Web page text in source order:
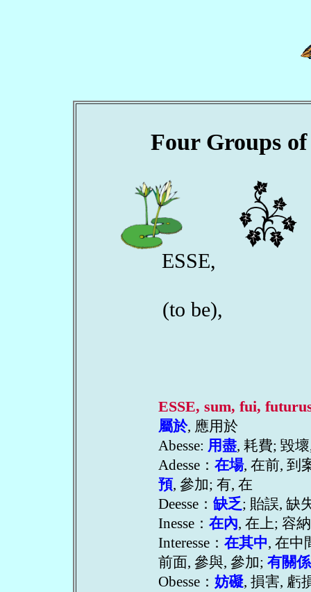
Four Groups
ESSE,
(to be),
ESSE, sum, fui,
屬於, 應用於
Abesse: 用盡, 耗費; 毀
Adesse： 在場, 在前, 到
預, 參加; 有, 在
Deesse： 缺乏; 貽誤, 缺
Inesse： 在內, 在上; 容
Interesse： 在其中, 在中
前面, 參與, 參加; 有關
Obesse： 妨礙, 損害, 虧